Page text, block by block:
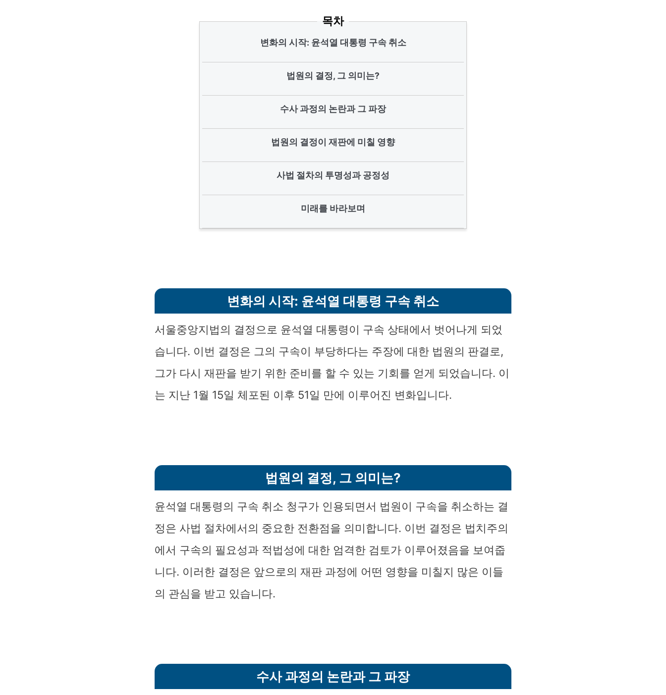
목차
변화의 시작: 윤석열 대통령 구속 취소
법원의 결정, 그 의미는?
수사 과정의 논란과 그 파장
법원의 결정이 재판에 미칠 영향
사법 절차의 투명성과 공정성
미래를 바라보며
변화의 시작: 윤석열 대통령 구속 취소
서울중앙지법의 결정으로 윤석열 대통령이 구속 상태에서 벗어나게 되었
습니다. 이번 결정은 그의 구속이 부당하다는 주장에 대한 법원의 판결로,
그가 다시 재판을 받기 위한 준비를 할 수 있는 기회를 얻게 되었습니다. 이
는 지난 1월 15일 체포된 이후 51일 만에 이루어진 변화입니다.
법원의 결정, 그 의미는?
윤석열 대통령의 구속 취소 청구가 인용되면서 법원이 구속을 취소하는 결
정은 사법 절차에서의 중요한 전환점을 의미합니다. 이번 결정은 법치주의
에서 구속의 필요성과 적법성에 대한 엄격한 검토가 이루어졌음을 보여줍
니다. 이러한 결정은 앞으로의 재판 과정에 어떤 영향을 미칠지 많은 이들
의 관심을 받고 있습니다.
수사 과정의 논란과 그 파장